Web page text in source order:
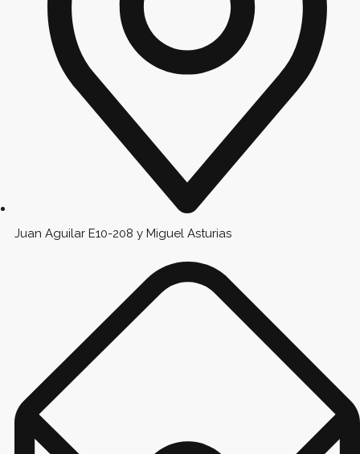
Juan Aguilar E10-208 y Miguel Asturias